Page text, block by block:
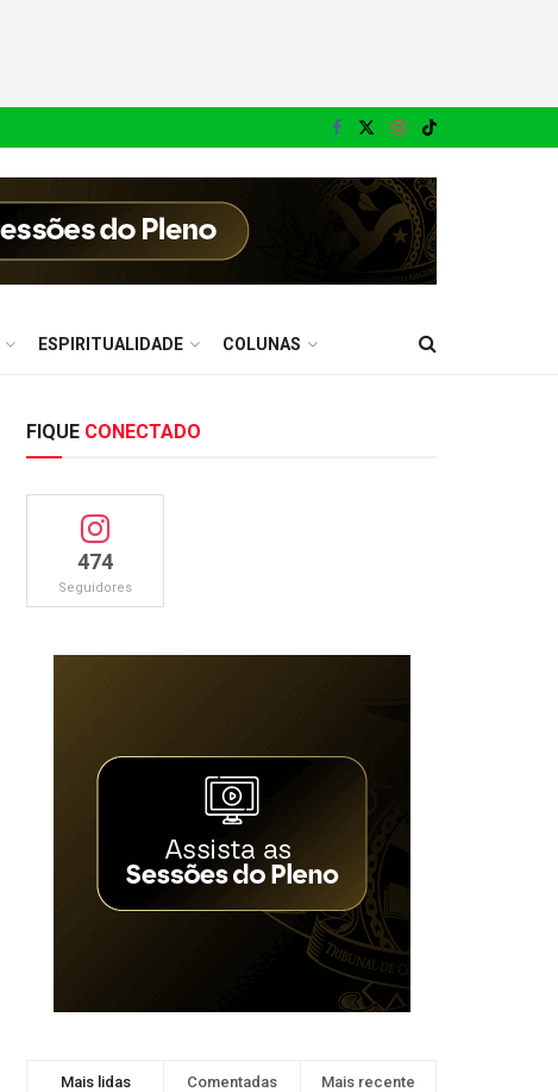
ESPIRITUALIDADE COLUNAS
FIQUE CONECTADO
474
Seguidores
Mais lidas Comentadas Mais recente